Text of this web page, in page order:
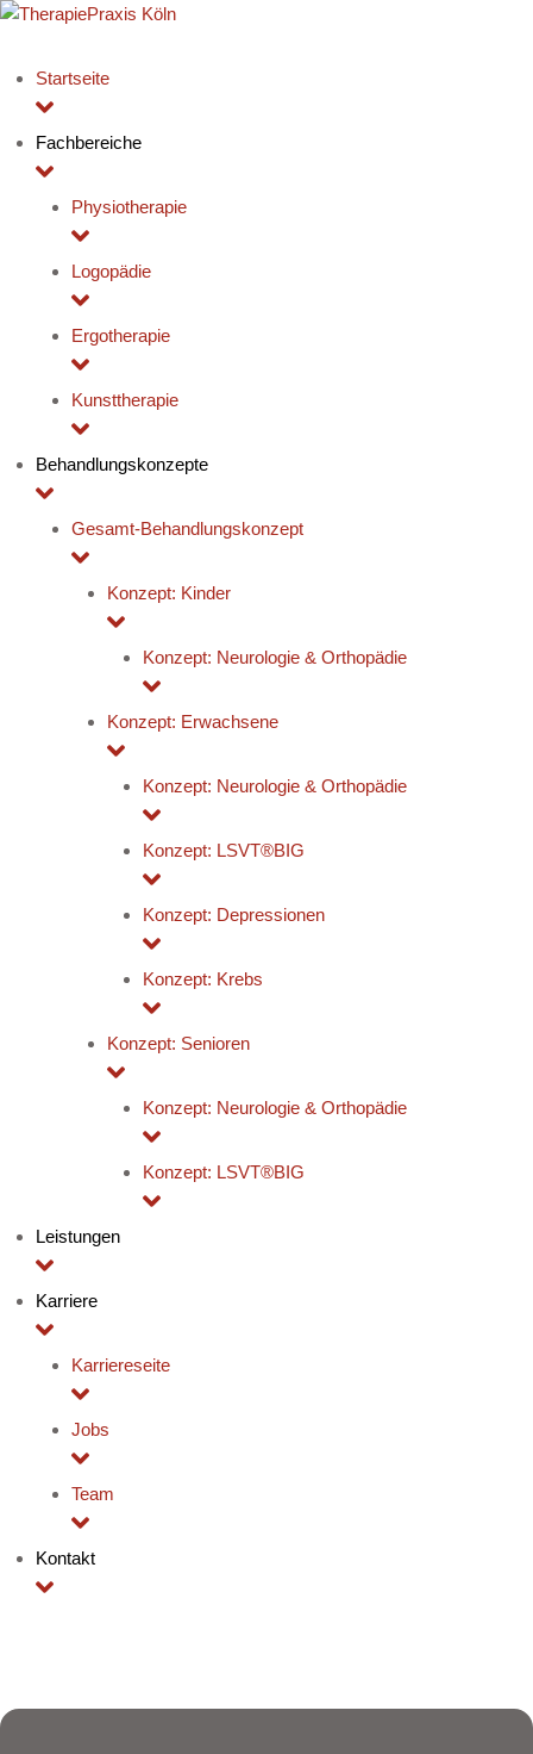
Startseite
Fachbereiche
Physiotherapie
Logopädie
Ergotherapie
Kunsttherapie
Behandlungskonzepte
Gesamt-Behandlungskonzept
Konzept: Kinder
Konzept: Neurologie & Orthopädie
Konzept: Erwachsene
Konzept: Neurologie & Orthopädie
Konzept: LSVT®BIG
Konzept: Depressionen
Konzept: Krebs
Konzept: Senioren
Konzept: Neurologie & Orthopädie
Konzept: LSVT®BIG
Leistungen
Karriere
Karriereseite
Jobs
Team
Kontakt